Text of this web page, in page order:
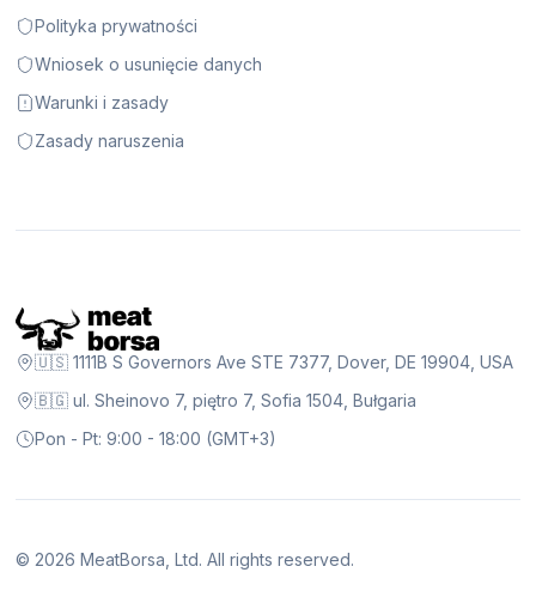
Polityka prywatności
Wniosek o usunięcie danych
Warunki i zasady
Zasady naruszenia
🇺🇸 1111B S Governors Ave STE 7377, Dover, DE 19904, USA
🇧🇬 ul. Sheinovo 7, piętro 7, Sofia 1504, Bułgaria
Pon - Pt: 9:00 - 18:00 (GMT+3)
© 2026 MeatBorsa, Ltd. All rights reserved.